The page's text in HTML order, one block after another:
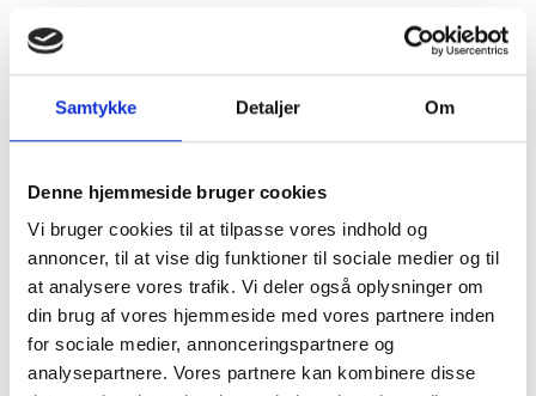
Samtykke Detaljer Om
Denne hjemmeside bruger cookies
Vi bruger cookies til at tilpasse vores indhold og
annoncer, til at vise dig funktioner til sociale medier og til
at analysere vores trafik. Vi deler også oplysninger om
din brug af vores hjemmeside med vores partnere inden
for sociale medier, annonceringspartnere og
analysepartnere. Vores partnere kan kombinere disse
Karrosseri, Chassis & Magasiner
Stabilisator
Fluenetsdør
Serviceklap
Std. indret. m/toilet
Kassettegardiner